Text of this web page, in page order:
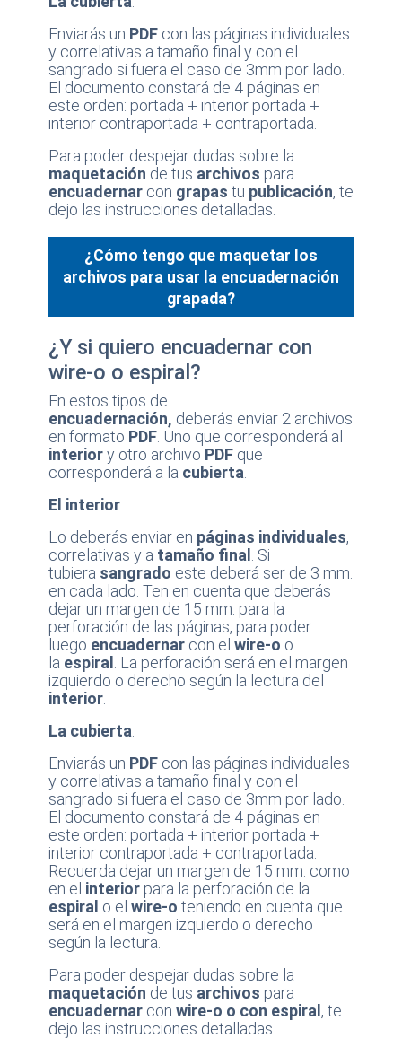
Enviarás un PDFcon las páginas individuales
y correlativas a tamaño final y con el
sangrado si fuera el caso de 3mm por lado.
El documento constará de 4 páginas en
este orden: portada + interior portada +
interior contraportada + contraportada.
Para poder despejar dudas sobre la
maquetación de tus archivos para
encuadernarcon grapas tu publicación, te
dejo las instrucciones detalladas.
¿Cómo tengo que maquetar los
archivos para usar la encuadernación
grapada?
¿Y si quiero encuadernar con
wire-o o espiral?
En estos tipos de
encuadernación, deberás enviar 2 archivos
en formato PDF. Uno que corresponderá al
interiory otro archivo PDFque
corresponderá a la cubierta.
El interior:
Lo deberás enviar en páginas individuales,
correlativas y a tamaño final . Si
tubiera sangrado este deberá ser de 3 mm.
en cada lado. Ten en cuenta que deberás
dejar un margen de 15 mm. para la
perforación de las páginas, para poder
luego encuadernarcon el wire-o o
la espiral . La perforación será en el margen
izquierdo o derecho según la lectura del
interior.
La cubierta:
Enviarás un PDFcon las páginas individuales
y correlativas a tamaño final y con el
sangrado si fuera el caso de 3mm por lado.
El documento constará de 4 páginas en
este orden: portada + interior portada +
interior contraportada + contraportada.
Recuerda dejar un margen de 15 mm. como
en el interiorpara la perforación de la
espiral o el wire-o teniendo en cuenta que
será en el margen izquierdo o derecho
según la lectura.
Para poder despejar dudas sobre la
maquetación de tus archivos para
encuadernarcon wire-o o con espiral , te
dejo las instrucciones detalladas.